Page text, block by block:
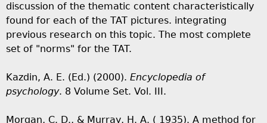
discussion of the thematic content characteristically
found for each of the TAT pictures. integrating
previous research on this topic. The most complete
set of "norms" for the TAT.
Kazdin, A. E. (Ed.) (2000). Encyclopedia of
psychology. 8 Volume Set. Vol. III.
Morgan, C. D., & Murray, H. A. ( 1935). A method for